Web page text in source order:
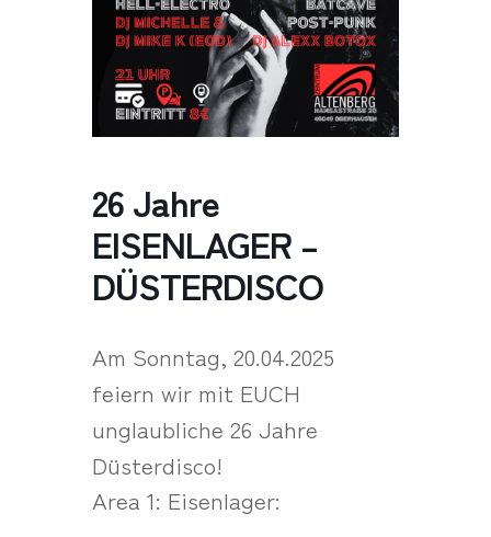
26 Jahre
EISENLAGER –
DÜSTERDISCO
Am Sonntag, 20.04.2025
feiern wir mit EUCH
unglaubliche 26 Jahre
Düsterdisco!
Area 1: Eisenlager: